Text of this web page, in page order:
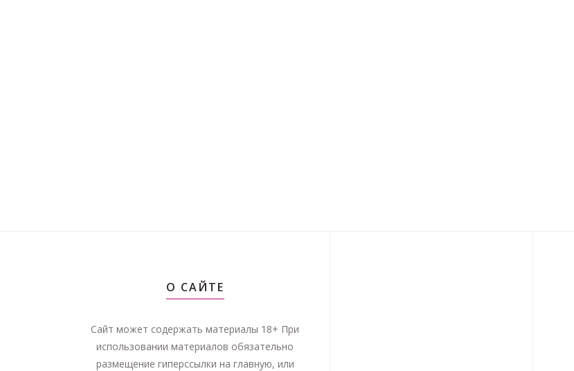
О САЙТЕ
Сайт может содержать материалы 18+ При
использовании материалов обязательно
размещение гиперссылки на главную, или